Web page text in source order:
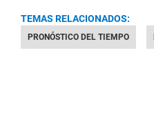
TEMAS RELACIONADOS:
PRONÓSTICO DEL TIEMPO